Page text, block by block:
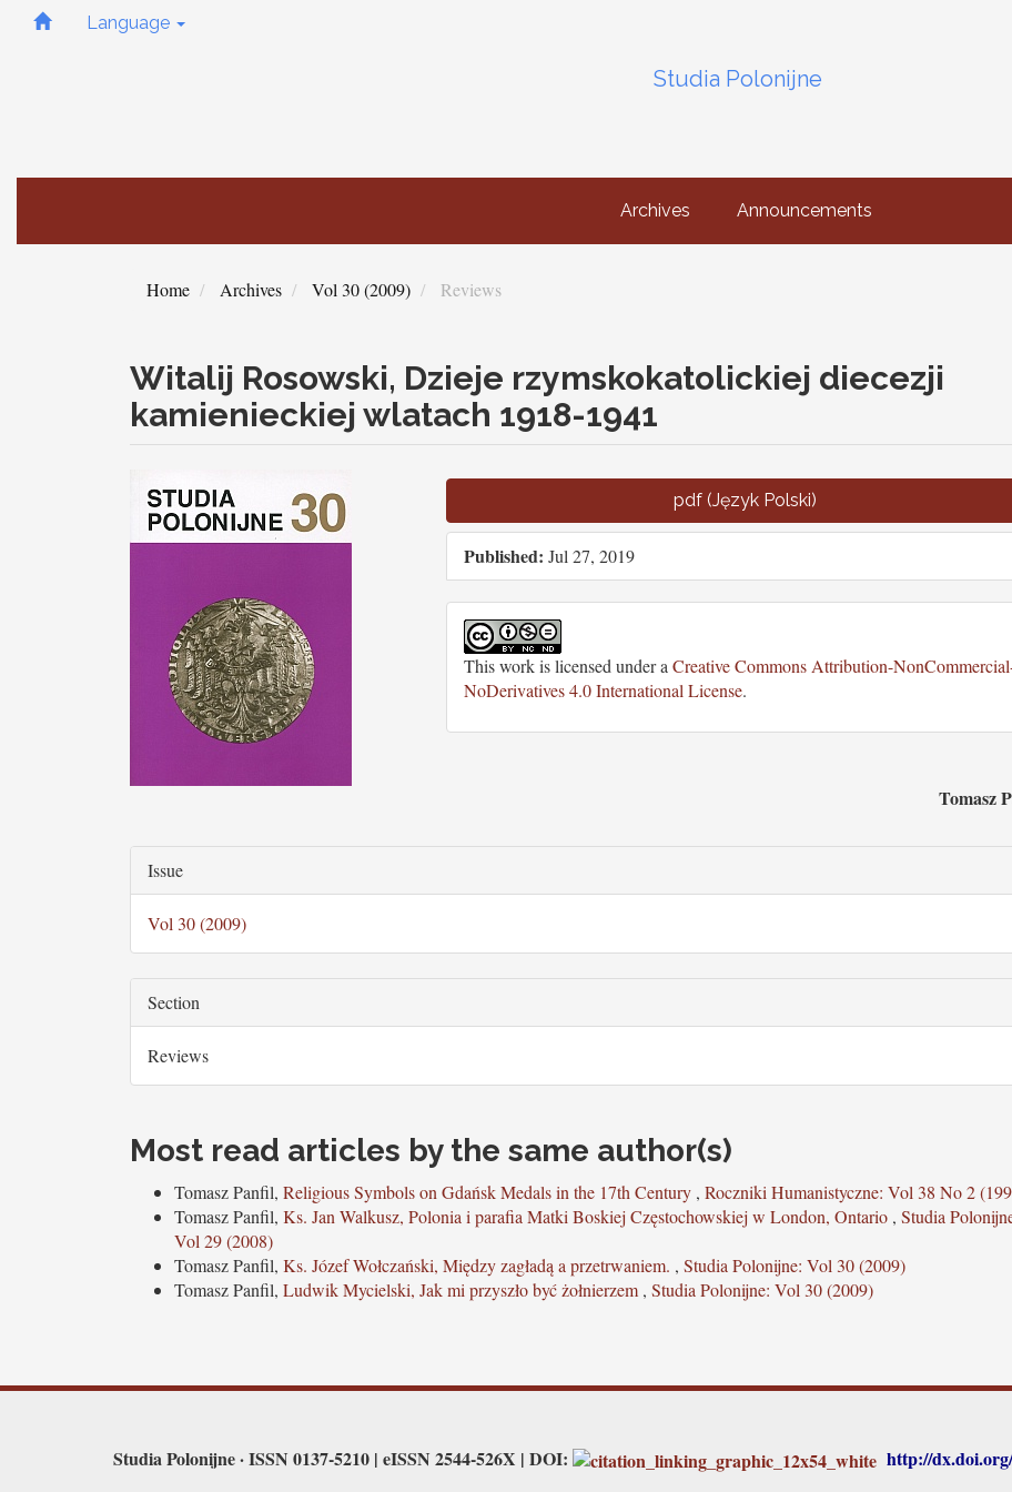
Quick
Main
Language
Studia Polonijne
Archives Announcements
Home Archives Vol 30 (2009) Reviews
Witalij Rosowski, Dzieje rzymskokatolickiej diecezji
kamienieckiej wlatach 1918-1941
Article
Sidebar
pdf (Język Polski)
Published: Jul 27, 2019
This work is licensed under a Creative Commons Attribution-
NoDerivatives 4.0 International License.
Article
Content
Tomasz
Article
Details
Issue
Vol 30 (2009)
Section
Reviews
Most read articles by the same author(s)
Tomasz Panfil, Religious Symbols on Gdańsk Medals in the 17th Century , Roczniki Humanistyczne: Vol 38 No 2
Tomasz Panfil, Ks. Jan Walkusz, Polonia i parafia Matki Boskiej Częstochowskiej w London, Ontario , Studia
Vol 29 (2008)
Tomasz Panfil, Ks. Józef Wołczański, Między zagładą a przetrwaniem. , Studia Polonijne: Vol 30 (2009)
Tomasz Panfil, Ludwik Mycielski, Jak mi przyszło być żołnierzem , Studia Polonijne: Vol 30 (2009)
Studia Polonijne · ISSN 0137-5210 | eISSN 2544-526X | DOI: http://dx.doi.org/